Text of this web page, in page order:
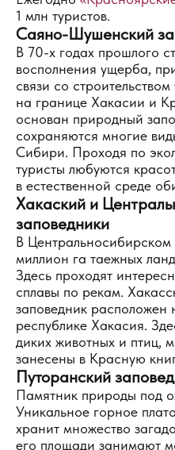
1 млн туристов.
Саяно-Шушенский
В 70-х годах прошлого
восполнения ущерба,
связи со
на границе Хакасии и
основан природный
сохраняются многие
Сибири. Проходя по
туристы любуются
в естественной среде
Хакаский и
заповедники
В
миллион га таежных
Здесь проходят
сплавы по рекам.
заповедник
республике Хакасия.
диких животных и птиц,
занесены в Красную
Путоранский
Памятник природы
Уникальное горное
хранит множество
его площади занимают